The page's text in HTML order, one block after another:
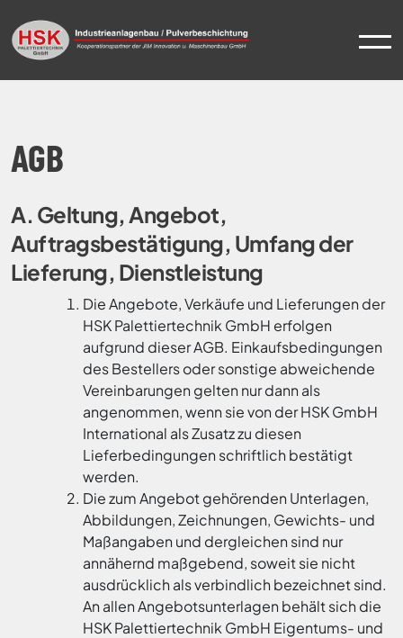
Skip
toAGB
A. Geltung, Angebot,
Auftragsbestätigung, Umfang der
Lieferung, Dienstleistung
Die Angebote, Verkäufe und Lieferungen der
HSK Palettiertechnik GmbH erfolgen
aufgrund dieser AGB. Einkaufsbedingungen
des Bestellers oder sonstige abweichende
Vereinbarungen gelten nur dann als
angenommen, wenn sie von der HSK GmbH
International als Zusatz zu diesen
Lieferbedingungen schriftlich bestätigt
werden.
Die zum Angebot gehörenden Unterlagen,
Abbildungen, Zeichnungen, Gewichts- und
Maßangaben und dergleichen sind nur
annähernd maßgebend, soweit sie nicht
ausdrücklich als verbindlich bezeichnet sind.
An allen Angebotsunterlagen behält sich die
HSK Palettiertechnik GmbH Eigentums- und